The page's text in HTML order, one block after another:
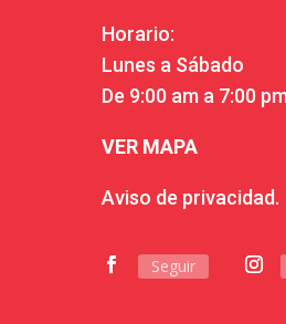
Horario:
Lunes a Sábado
De 9:00 am a 7:00
VER MAPA
Aviso de privacidad.
Seguir